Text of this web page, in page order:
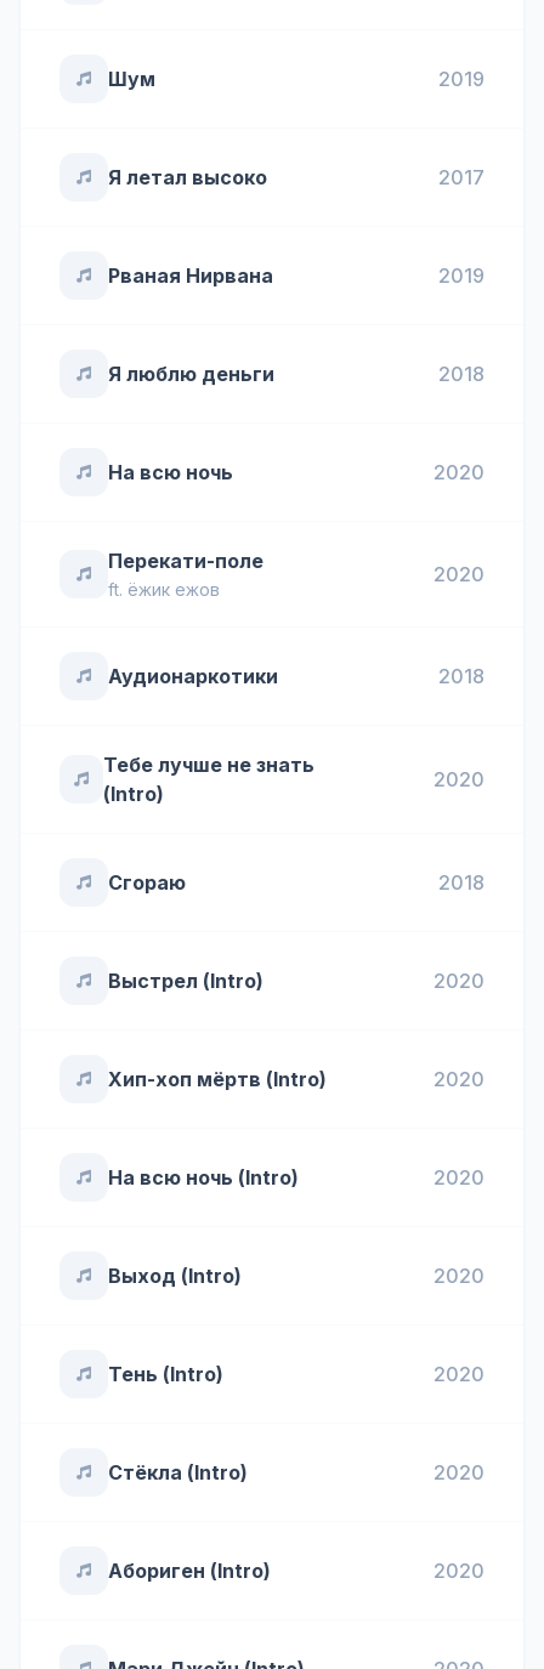
Шум 2019
Я летал высоко 2017
Рваная Нирвана 2019
Я люблю деньги 2018
На всю ночь 2020
Перекати-поле
ft. ёжик ежов
2020
Аудионаркотики 2018
Тебе лучше не знать
(Intro)
2020
Сгораю 2018
Выстрел (Intro) 2020
Хип-хоп мёртв (Intro) 2020
На всю ночь (Intro) 2020
Выход (Intro) 2020
Тень (Intro) 2020
Стёкла (Intro) 2020
Абориген (Intro) 2020